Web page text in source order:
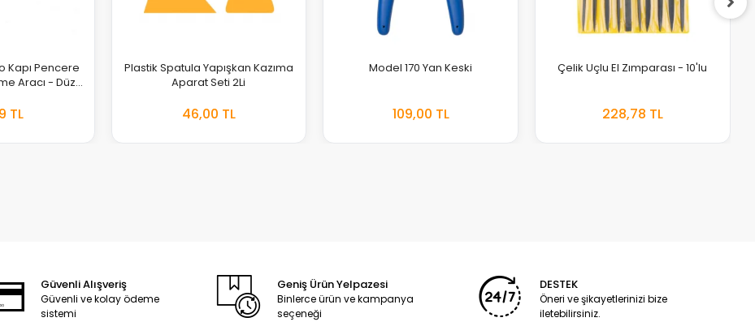
Kapı Pencere
Aracı - Düz
TL
Plastik Spatula Yapışkan Kazıma
Aparat Seti 2Li
46,00 TL
Model 170 Yan Keski
109,00 TLEKLE
Çelik Uçlu El Zımparası - 10'lu
228,78 TLSTOKTA
YOK
Güvenli Alışveriş
Güvenli ve kolay ödeme
sistemi
Geniş Ürün Yelpazesi
Binlerce ürün ve kampanya
seçeneği
DESTEK
Öneri ve şikayetlerinizi bize
iletebilirsiniz.